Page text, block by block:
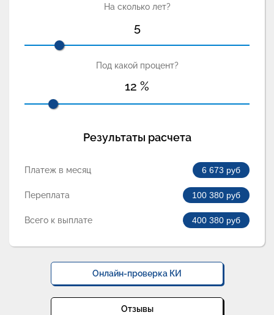
На сколько лет?
5
Под какой процент?
12 %
Результаты расчета
Платеж в месяц 6 673 руб
Переплата 100 380 руб
Всего к выплате 400 380 руб
Онлайн-проверка КИ
Отзывы